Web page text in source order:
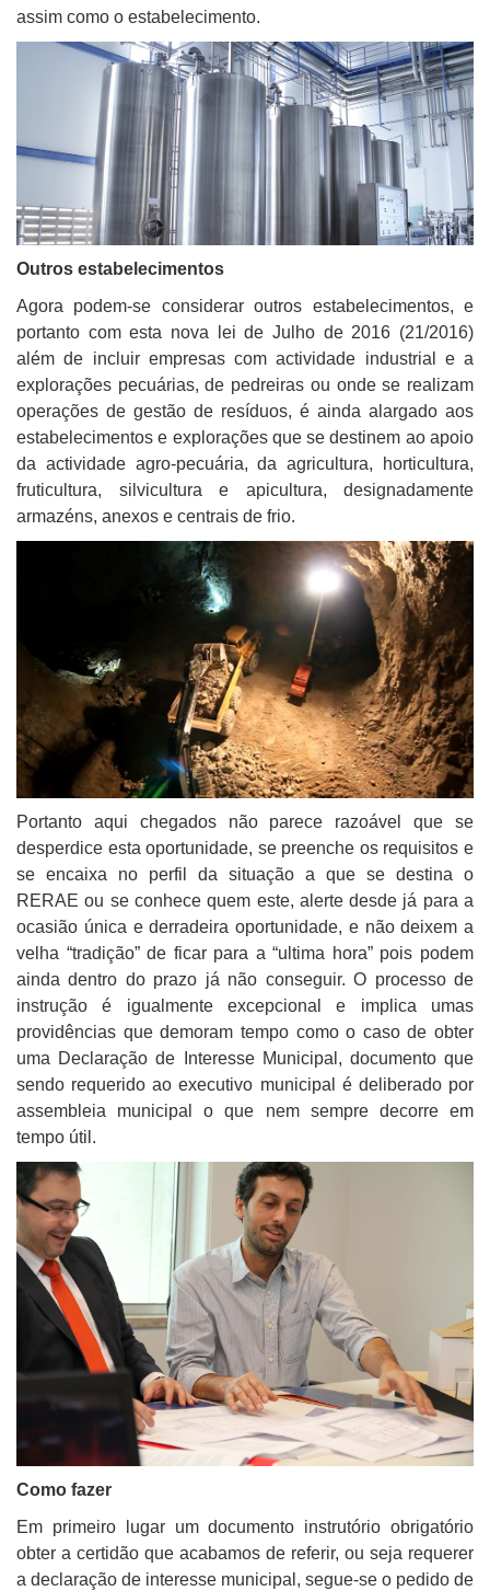
assim como o estabelecimento.
Outros estabelecimentos
Agora podem-se considerar outros estabelecimentos, e
portanto com esta nova lei de Julho de 2016 (21/2016)
além de incluir empresas com actividade industrial e a
explorações pecuárias, de pedreiras ou onde se realizam
operações de gestão de resíduos, é ainda alargado aos
estabelecimentos e explorações que se destinem ao apoio
da actividade agro-pecuária, da agricultura, horticultura,
fruticultura, silvicultura e apicultura, designadamente
armazéns, anexos e centrais de frio.
Portanto aqui chegados não parece razoável que se
desperdice esta oportunidade, se preenche os requisitos e
se encaixa no perfil da situação a que se destina o
RERAE ou se conhece quem este, alerte desde já para a
ocasião única e derradeira oportunidade, e não deixem a
velha “tradição” de ficar para a “ultima hora” pois podem
ainda dentro do prazo já não conseguir. O processo de
instrução é igualmente excepcional e implica umas
providências que demoram tempo como o caso de obter
uma Declaração de Interesse Municipal, documento que
sendo requerido ao executivo municipal é deliberado por
assembleia municipal o que nem sempre decorre em
tempo útil.
Como fazer
Em primeiro lugar um documento instrutório obrigatório
obter a certidão que acabamos de referir, ou seja requerer
a declaração de interesse municipal, segue-se o pedido de